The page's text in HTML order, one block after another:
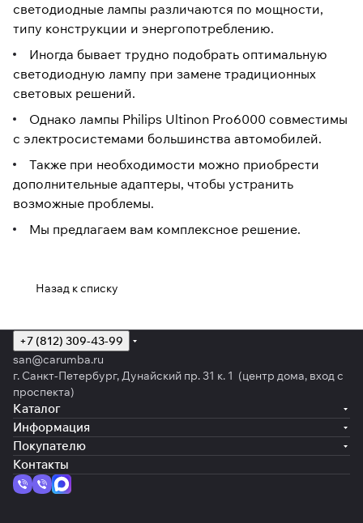
светодиодные лампы различаются по мощности,
типу конструкции и энергопотреблению.
Иногда бывает трудно подобрать оптимальную
светодиодную лампу при замене традиционных
световых решений.
Однако лампы Philips Ultinon Pro6000 совместимы
с электросистемами большинства автомобилей.
Также при необходимости можно приобрести
дополнительные адаптеры, чтобы устранить
возможные проблемы.
Мы предлагаем вам комплексное решение.
Назад к списку
+7 (812) 309-43-99
san@carumba.ru
г. Санкт-Петербург, Дунайский пр. 31 к. 1 (центр дома, вход с
проспекта)
Каталог
Информация
Покупателю
Контакты